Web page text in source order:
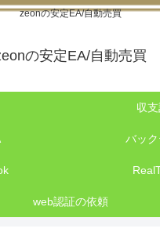
zeonの安定EA/自動売買
の安定EA/自動売買
収
バック
web認証の依頼